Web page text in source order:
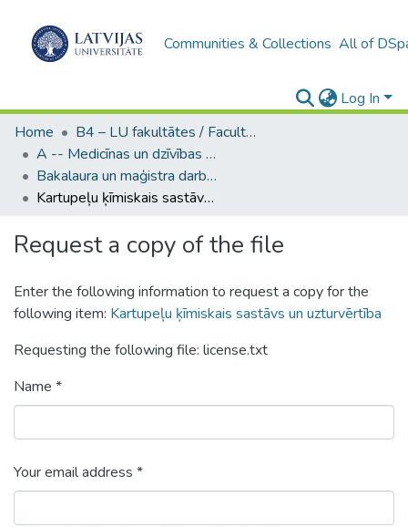
Communities & Collections All of
Log In
Home
B4 – LU fakultātes / Faculties of the UL
A -- Medicīnas un dzīvības zinātņu fakultāte / Faculty of Medicine and Life Sciences
Bakalaura un maģistra darbi (MDZF) / Bachelor's and Master's theses
Kartupeļu ķīmiskais sastāvs un uzturvērtība
Request a copy of the file
Enter the following information to request a copy for the
following item: Kartupeļu ķīmiskais sastāvs un uzturvērtība
Requesting the following file: license.txt
Name *
Your email address *